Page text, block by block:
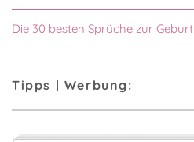
Die 30 besten Sprüche zur Geburt
Tipps | Werbung: